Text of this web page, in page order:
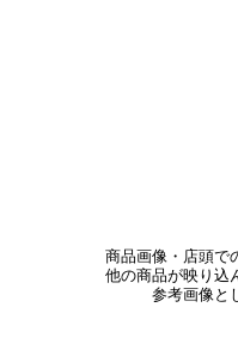
商品画像・店頭で
他の商品が映り込
参考画像と